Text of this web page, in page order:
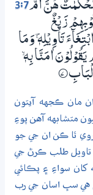
3:7ھُنَّ اُمُّ
زَيْغٌ
تَاْوِيْلِهٖ څ وَمَا
يَقُوْلُوْنَ اٰمَنَّا بِهٖ
7‏۝
مان ڪجهه آيتون
متشابهه آهن پوءِ
ٿا ڪن ان جي جو
تاويل طلب ڪرڻ جي
کان سواءِ ۽ پڪائي
هي سڀ اسان جي رب